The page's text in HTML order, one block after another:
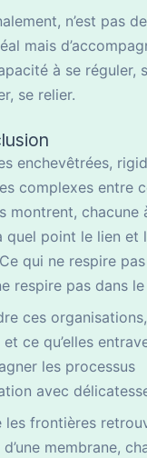
n’est pas
mais
à se réguler,
se relier.
enchevêtrées,
complexes entre
montrent, chacune
quel point le lien et
qui ne respire
respire pas dans
ces organisations,
ce qu’elles
les processus
avec
les frontières
membrane,